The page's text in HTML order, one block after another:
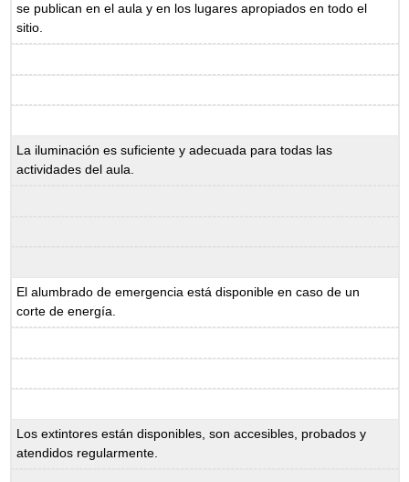
se publican en el aula y en los lugares apropiados en todo el
sitio.
La iluminación es suficiente y adecuada para todas las
actividades del aula.
El alumbrado de emergencia está disponible en caso de un
corte de energía.
Los extintores están disponibles, son accesibles, probados y
atendidos regularmente.